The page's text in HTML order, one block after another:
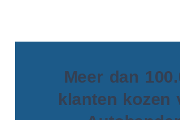
Meer dan
klanten kozen